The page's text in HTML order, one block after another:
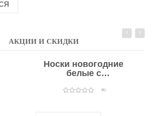
АКЦИИ И СКИДКИ
Носки новогодние
белые с
оленями(0)